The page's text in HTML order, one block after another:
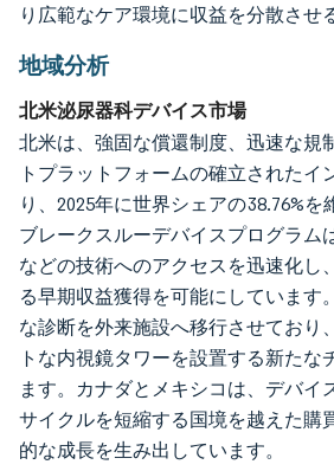
り広範なケア環境に収益を分散させ
地域分析
北米泌尿器科デバイス市場
北米は、強固な償還制度、迅速な規
トプラットフォームの確立されたイ
り、2025年に世界シェアの38.76%
ブレークスルーデバイスプログラム
などの技術へのアクセスを迅速化し
る早期収益獲得を可能にしています
な診断を外来施設へ移行させており
トな内視鏡タワーを設置する新たな
ます。カナダとメキシコは、デバイ
サイクルを短縮する国境を越えた購
的な成長を生み出しています。